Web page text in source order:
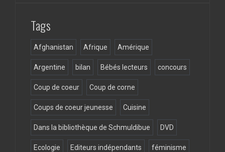
Tags
Afghanistan Afrique Amérique
Argentine bilan Bébés lecteurs concours
Coup de coeur Coup de corne
Coups de coeur jeunesse Cuisine
Dans la bibliothèque de Schmuldibue DVD
Ecologie Editeurs indépendants féminisme